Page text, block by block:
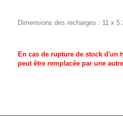
Dimensions des recharges : 11 x
En cas de rupture de stock d'un
peut être remplacée par une